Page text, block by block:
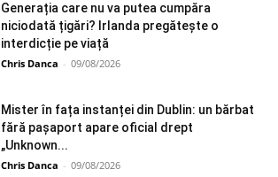
Generația care nu va putea cumpăra
niciodată țigări? Irlanda pregătește o
interdicție pe viață
Chris Danca - 09/08/2026
Mister în fața instanței din Dublin: un bărbat
fără pașaport apare oficial drept
„Unknown...
Chris Danca - 09/08/2026